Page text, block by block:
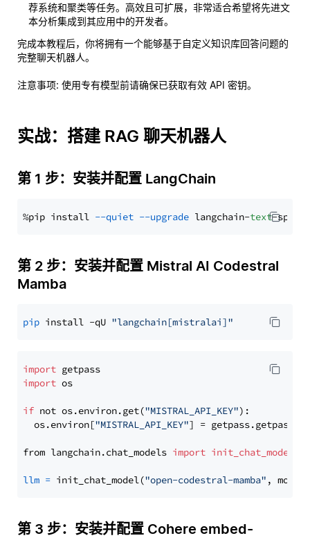
荐系统和聚类等任务。高效且可扩展，非常适合希望将先进文
本分析集成到其应用中的开发者。
完成本教程后，你将拥有一个能够基于自定义知识库回答问题的
完整聊天机器人。
注意事项: 使用专有模型前请确保已获取有效 API 密钥。
实战：搭建 RAG 聊天机器人
第 1 步：安装并配置 LangChain
%pip install --quiet --upgrade langchain-text
第 2 步：安装并配置 Mistral AI Codestral
Mamba
pip install -qU "langchain[mistralai]"
import
import os
if not os.environ.get("MISTRAL_API_KEY"):
  os.environ[
"MISTRAL_API_KEY"] = getpass.getpass(
from langchain.chat_models import init_chat_model
llm = init_chat_model("open-codestral-mamba" ,
第 3 步：安装并配置 Cohere embed-